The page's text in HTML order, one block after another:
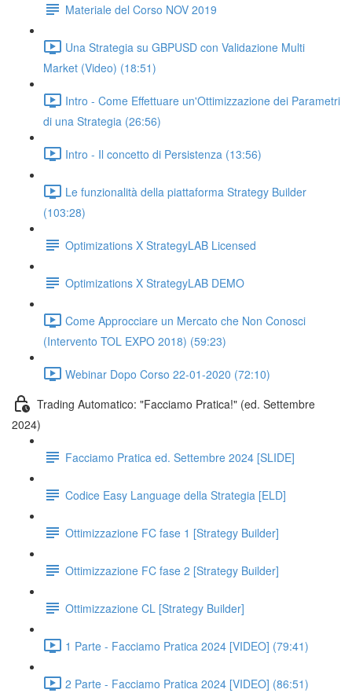
Materiale del Corso NOV 2019
Una Strategia su GBPUSD con Validazione Multi
Market (Video) (18:51)
Intro - Come Effettuare un'Ottimizzazione dei Parametri
di una Strategia (26:56)
Intro - Il concetto di Persistenza (13:56)
Le funzionalità della piattaforma Strategy Builder
(103:28)
Optimizations X StrategyLAB Licensed
Optimizations X StrategyLAB DEMO
Come Approcciare un Mercato che Non Conosci
(Intervento TOL EXPO 2018) (59:23)
Webinar Dopo Corso 22-01-2020 (72:10)
Trading Automatico: "Facciamo Pratica!" (ed. Settembre
2024)
Facciamo Pratica ed. Settembre 2024 [SLIDE]
Codice Easy Language della Strategia [ELD]
Ottimizzazione FC fase 1 [Strategy Builder]
Ottimizzazione FC fase 2 [Strategy Builder]
Ottimizzazione CL [Strategy Builder]
1 Parte - Facciamo Pratica 2024 [VIDEO] (79:41)
2 Parte - Facciamo Pratica 2024 [VIDEO] (86:51)